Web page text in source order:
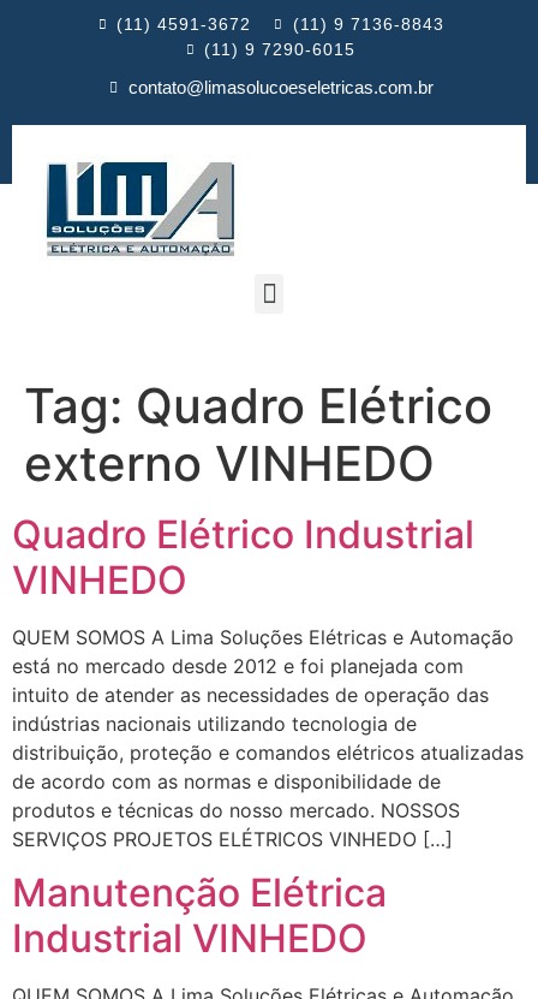
(11) 4591-3672
(11) 9 7136-8843
(11) 9 7290-6015
contato@limasolucoeseletricas.com.br
Tag: Quadro Elétrico
externo VINHEDO
Quadro Elétrico Industrial
VINHEDO
QUEM SOMOS A Lima Soluções Elétricas e Automação
está no mercado desde 2012 e foi planejada com
intuito de atender as necessidades de operação das
indústrias nacionais utilizando tecnologia de
distribuição, proteção e comandos elétricos atualizadas
de acordo com as normas e disponibilidade de
produtos e técnicas do nosso mercado. NOSSOS
SERVIÇOS PROJETOS ELÉTRICOS VINHEDO […]
Manutenção Elétrica
Industrial VINHEDO